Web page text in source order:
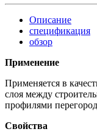
Описание
спецификация
обзор
Применение
Применяется в
слоя между
профилями
Свойства